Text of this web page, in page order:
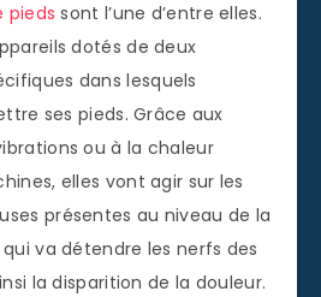
pieds sont l’une d’entre elles.
dotés de deux
dans lesquels
ses pieds. Grâce aux
ou à la chaleur
elles vont agir sur les
présentes au niveau de la
va détendre les nerfs des
la disparition de la douleur.